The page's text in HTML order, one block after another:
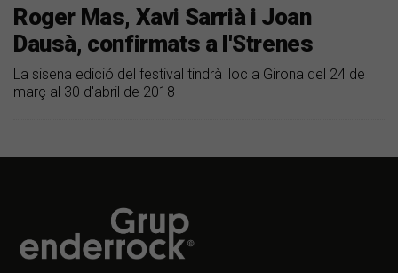
Roger Mas, Xavi Sarrià i Joan
Dausà, confirmats a l'Strenes
La sisena edició del festival tindrà lloc a Girona del 24 de
març al 30 d'abril de 2018